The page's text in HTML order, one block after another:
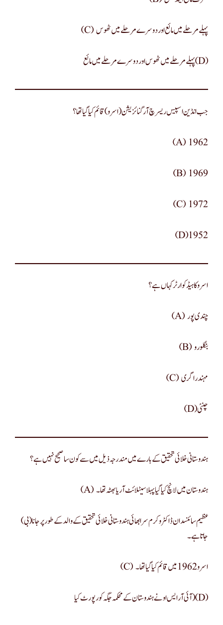
(c) پہلے مرحلے میں مائع اور دوسرے مرحلے میں ٹھوس
پہلے مرحلے میں ٹھوس اور دوسرے مرحلے میں مائع(d)
جب انڈین اسپیس ریسرچ آرگنائزیشن (اسرو) قائم کیا گیا تھا؟
(a) 1962
(b) 1969
(c) 1972
(d)1952
اسرو کا ہیڈکوارٹر کہاں ہے؟
(a) چندی پور
(b) بنگلورو
(c) مہندراگری
(d)چنئی
ہندوستانی خلائی تحقیق کے بارے میں مندرجہ ذیل میں سے کون سا صحیح نہیں ہے؟
(a) ہندوستان میں لانچ کیا گیا پہلا سیٹلائٹ آریا بھٹہ تھا۔
(بی) عظیم سائنسدان ڈاکٹر وکرم سرابھائی ہندوستانی خلائی تحقیق کے والد کے طور پر جانا
جاتا ہے۔
(c) اسرو 1962 میں قائم کیا گیا تھا۔
آئی آر ایس او نے ہندوستان کے محکمہ جگہ کو رپورٹ کیا)(d)